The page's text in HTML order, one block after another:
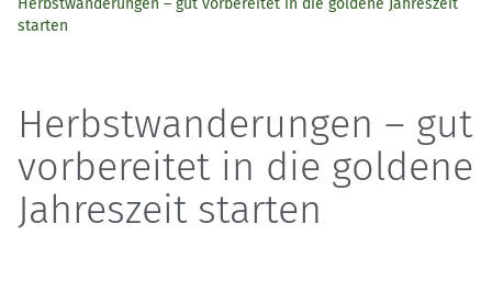
Herbstwanderungen – gut vorbereitet in die goldene Jahreszeit
starten
Herbstwanderungen – gut
vorbereitet in die goldene
Jahreszeit starten